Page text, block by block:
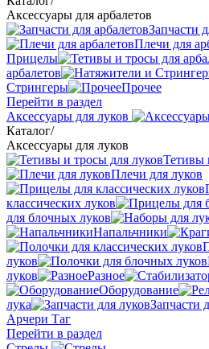
Аксессуары для арбалетов
Запчасти
Плечи для
Прицелы
арбалетов
Стрингеры
Прочее
Перейти в раздел
Аксессуары для луков
Каталог/
Аксессуары для луков
Тетивы
Плечи для луков
классических луков
для блочных луков
Напальчники
луков
луков
Разное
Оборудование
лука
Запчасти
Арчери Таг
Перейти в раздел